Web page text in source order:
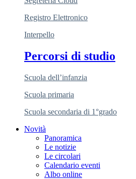
Registro Elettronico
Interpello
Percorsi di studio
Scuola dell’infanzia
Scuola primaria
Scuola secondaria di 1°grado
Novità
Panoramica
Le notizie
Le circolari
Calendario eventi
Albo online